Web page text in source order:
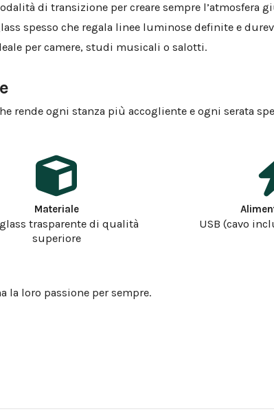
di transizione per creare sempre l’atmosfera
spesso che regala linee luminose definite e
per camere, studi musicali o salotti.
rende ogni stanza più accogliente e ogni serata
Materiale
trasparente di qualità
superiore
USB (cavo
la loro passione per sempre.